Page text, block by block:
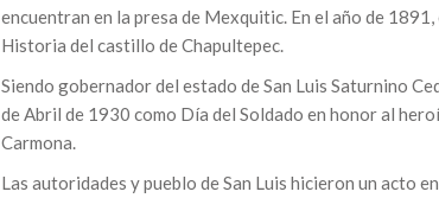
encuentran en la presa de Mexquitic. En el año de
Historia del castillo de Chapultepec.
Siendo gobernador del estado de San Luis Saturnino
de Abril de 1930 como Día del Soldado en honor al
Carmona.
Las autoridades y pueblo de San Luis hicieron un acto